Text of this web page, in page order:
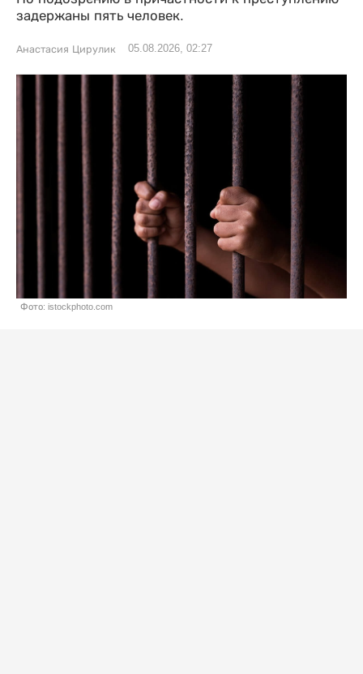
задержаны пять человек.
Анастасия Цирулик 05.08.2026, 02:27
Фото: istockphoto.com